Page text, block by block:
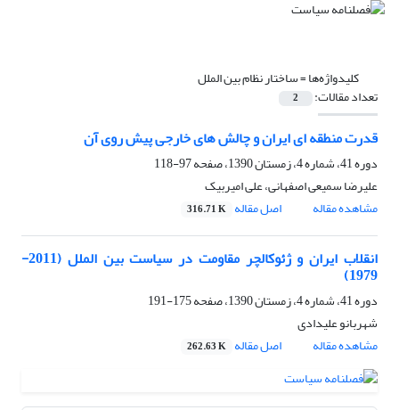
کلیدواژه‌ها =ساختار نظام بین الملل
تعداد مقالات: 2
قدرت منطقه ای ایران و چالش های خارجی پیش روی آن
دوره 41، شماره 4، زمستان 1390، صفحه
97-118
علیرضا سمیعی اصفهانی، علی امیربیک
مشاهده مقاله
اصل مقاله 316.71 K
انقلاب ایران و ژئوکالچر مقاومت در سیاست بین الملل (2011-
1979)
دوره 41، شماره 4، زمستان 1390، صفحه
175-191
شهربانو علیدادی
مشاهده مقاله
اصل مقاله 262.63 K